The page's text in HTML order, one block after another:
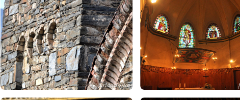
podrien ser de l'antic campanar.
Probablement els recurreguts d'aigua subterranis, vareninclinar la
nau de l'església, que està al seu costat li fa de contrafort i atesa
El campanar és d'una alçada de 13,6 m i té un desplom de 0,77 m.